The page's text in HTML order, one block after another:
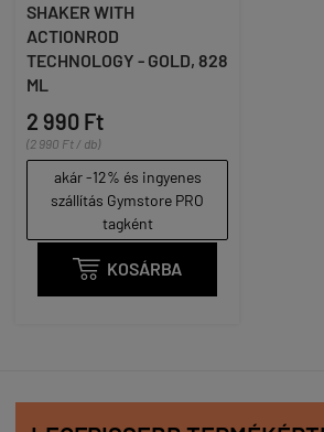
SHAKER WITH
ACTIONROD
TECHNOLOGY - GOLD, 828
ML
2 990 Ft
(2 990 Ft / db)
akár -12% és ingyenes
szállítás Gymstore PRO
tagként
 KOSÁRBA